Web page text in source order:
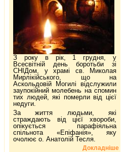
З року в рік, 1 грудня, у
Всесвітній день боротьби зі
СНІДом, у храмі св. Миколая
Мирлікійського, що на
Аскольдовій Могилі відслужили
заупокійний молебень на спомин
тих людей, які померли від цієї
недуги.
За життя людьми, які
страждають від цієї хвороби,
опікується парафіяльна
спільнота «Епіфанія», яку
очолює о. Анатолій Тесля.
Докладніше